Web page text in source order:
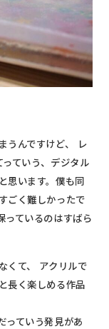
うんですけど、 レ
ていう、デジタル
思います。僕も同
ごく難しかったで
っているのはすばら
くて、 アクリルで
長く楽しめる作品
っていう発見があ